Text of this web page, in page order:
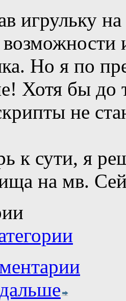
игрульку
возможности
Но я по
Хотя бы до
не
к сути, я
на мв.